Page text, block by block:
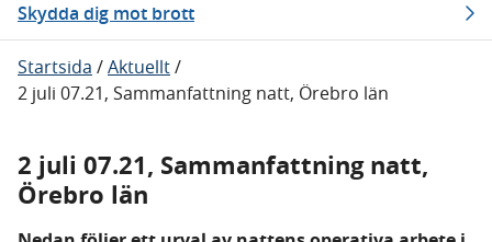
Skydda dig mot brott
Startsida /Aktuellt/
2 juli 07.21, Sammanfattning natt, Örebro län
2 juli 07.21, Sammanfattning natt,
Örebro län